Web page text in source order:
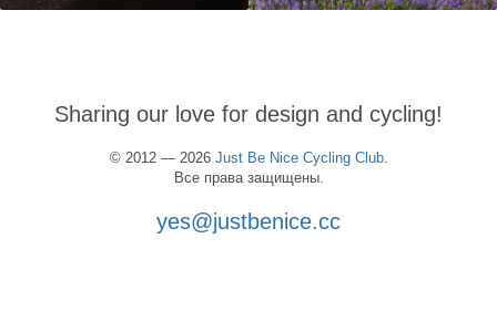
Sharing our love for design and cycling!
© 2012 — 2026 Just Be Nice Cycling Club.
Все права защищены.
yes@justbenice.cc